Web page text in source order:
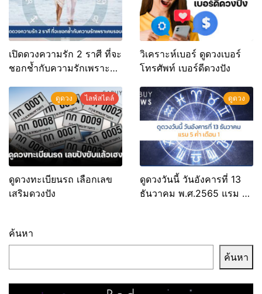
เปิดดวงความรัก 2 ราศี ที่จะ
ชอกช้ำกับความรักเพราะ
วิเคราะห์เบอร์ ดูดวงเบอร์
โทรศัพท์ เบอร์ดีดวงปัง
ดูดวง ไลฟ์สไตล์
ดูดวงทะเบียนรถ เลือกเลข
เสริมดวงปัง
ดูดวง
ดูดวงวันนี้ วันอังคารที่ 13
ธันวาคม พ.ศ.2565 แรม 5
ค้นหา
ค้นหา